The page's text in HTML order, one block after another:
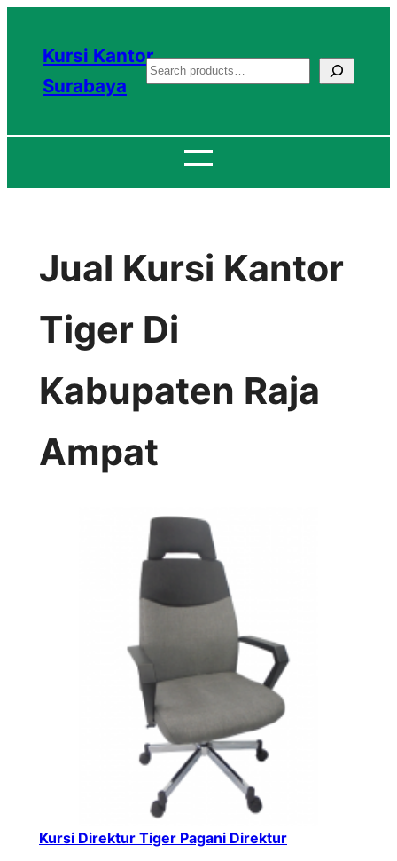
konten
Kursi Kantor
Surabaya
S
a
c
Jual Kursi Kantor
Tiger Di
Kabupaten Raja
Ampat
Kursi Direktur Tiger Pagani Direktur